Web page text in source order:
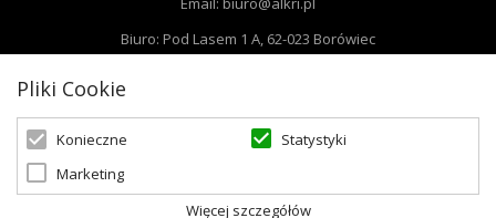
Biuro: Pod Lasem 1 A, 62-023 Borówiec
Pliki Cookie
Konieczne
Statystyki
Marketing
Więcej szczegółów
© 2026 Oświetlenie Marzeń | Powered by